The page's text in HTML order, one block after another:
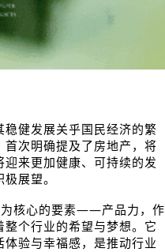
健发展关乎国民经济的繁
次明确提及了房地产，将
来更加健康、可持续的发
展望。
为核心的要素——产品力，作
个行业的希望与梦想。它
验与幸福感，是推动行业